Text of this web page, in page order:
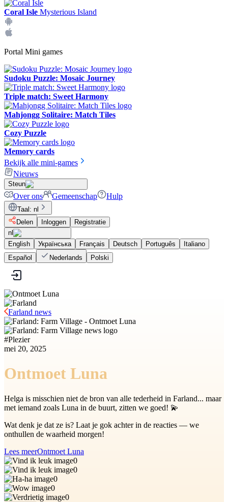
Coral Isle Mysterious Island
Portal Mini games
Sudoku Puzzle: Mosaic Journey
Triple match: Sweet Harmony
Mahjongg Solitaire: Match Tiles
Cozy Puzzle
Memory cards
Bekijk alle mini-games
Nieuws
Steun
Over ons Gemeenschap Hulp
Taal : nl
Delen
Inloggen
Registratie
nl
English
Українська Français Deutsch Português
Italiano
Español
Nederlands Polski
Farland news
#Plezier
mei 20, 2025
Ontmoet Luna
Helga is misschien niet de bron van alle tederheid in Farland... maar
met iemand zoals Luna in de buurt, zitten we goed! 💫
Wat denk je dat ze is? Laat je gok achter in de reacties — we
onthullen de waarheid morgen!
Lees meerOntmoet Luna
0
0
0
0
0